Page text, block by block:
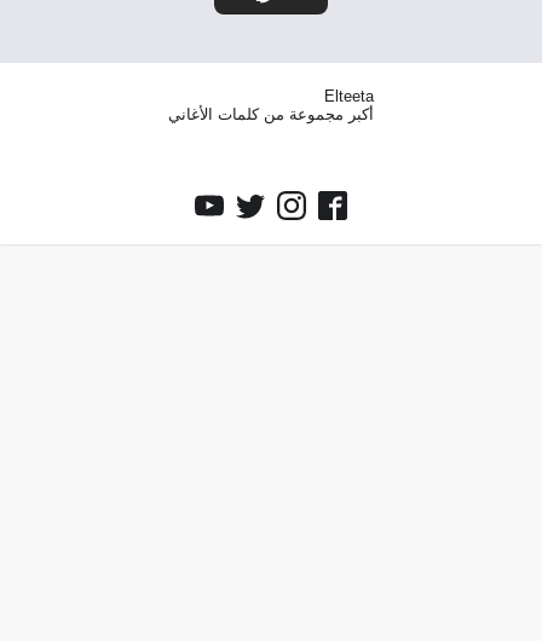
Elteeta
أكبر مجموعة من كلمات الأغاني